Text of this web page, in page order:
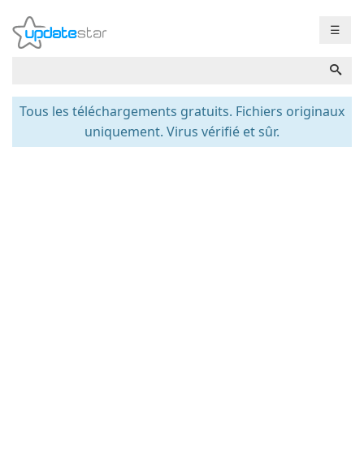
☰
Tous les téléchargements gratuits. Fichiers originaux
uniquement. Virus vérifié et sûr.